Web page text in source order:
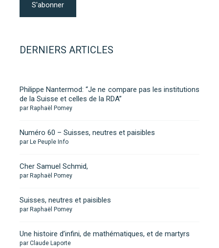
DERNIERS ARTICLES
Philippe Nantermod: “Je ne compare pas les institutions
de la Suisse et celles de la RDA”
par Raphaël Pomey
Numéro 60 – Suisses, neutres et paisibles
par Le Peuple Info
Cher Samuel Schmid,
par Raphaël Pomey
Suisses, neutres et paisibles
par Raphaël Pomey
Une histoire d’infini, de mathématiques, et de martyrs
par Claude Laporte